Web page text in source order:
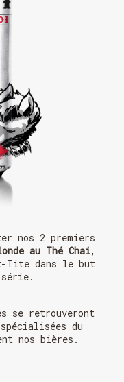
nos 2 premiers
au Thé Chai,
Tite dans le but
se retrouveront
du
nos bières.
11h à 22h
09h à 22h
à 22h
janvier